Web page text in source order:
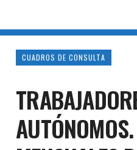
CUADROS DE CONSULTA